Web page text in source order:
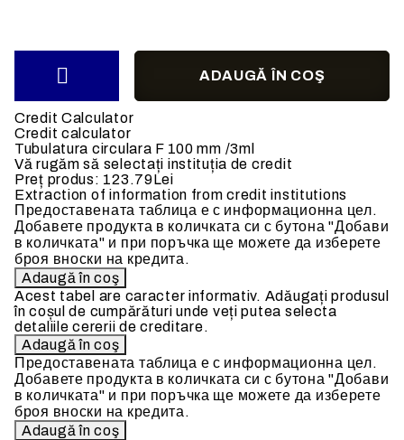
Credit Calculator
Credit calculator
Tubulatura circulara F 100 mm /3ml
Vă rugăm să selectați instituția de credit
Preț produs: 123.79Lei
Extraction of information from credit institutions
Предоставената таблица е с информационна цел.
Добавете продукта в количката си с бутона "Добави
в количката" и при поръчка ще можете да изберете
броя вноски на кредита.
Acest tabel are caracter informativ. Adăugați produsul
în coșul de cumpărături unde veți putea selecta
detaliile cererii de creditare.
Предоставената таблица е с информационна цел.
Добавете продукта в количката си с бутона "Добави
в количката" и при поръчка ще можете да изберете
броя вноски на кредита.